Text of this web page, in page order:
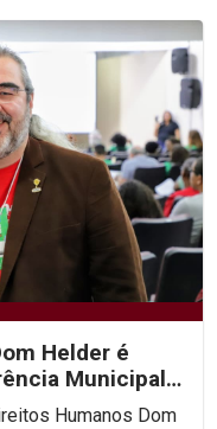
Helder é
Municipal
Humanos Dom